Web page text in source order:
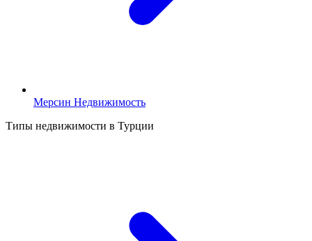
Мерсин Недвижимость
Типы недвижимости в Турции